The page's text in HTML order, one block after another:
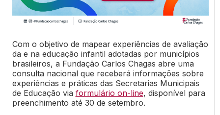
Com o objetivo de mapear experiências de avaliação
da e na educação infantil adotadas por municípios
brasileiros, a Fundação Carlos Chagas abre uma
consulta nacional que receberá informações sobre
experiências e práticas das Secretarias Municipais
de Educação via formulário on-line, disponível para
preenchimento até 30 de setembro.